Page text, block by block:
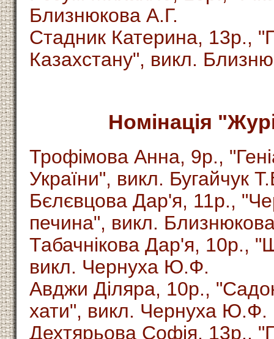
Близнюкова А.Г.
Стадник Катерина, 13р.,
Казахстану", викл.
Номінація
Трофімова Анна, 9р.,
України", викл. Бугайчук
Бєлєвцова Дар'я, 11р.,
печина", викл.
Табачнікова Дар'я, 10р.,
викл. Чернуха Ю.Ф.
Авджи Діляра, 10р.,
хати", викл. Чернуха Ю.Ф.
Дехтярьова Софія, 13р.,